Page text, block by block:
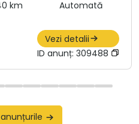
km Automată
Vezi detalii
ID anunț: 309488